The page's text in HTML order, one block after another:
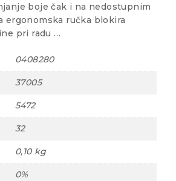
boje čak i na nedostupnim
ergonomska ručka blokira
pri radu …
0408280
37005
5472
32
0,10 kg
0%